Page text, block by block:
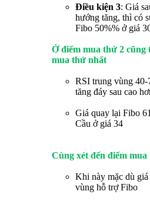
Điều kiện 3: Giá
hướng tăng, thì có
Fibo 50%% ở giá
Ở điểm mua thứ 2
mua thứ nhất
RSI trung vùng
tăng đáy sau cao
Giá quay lại Fibo
Cầu ở giá 34
Cùng xét đến điểm
Khi này mặc dù
vùng hỗ trợ Fibo